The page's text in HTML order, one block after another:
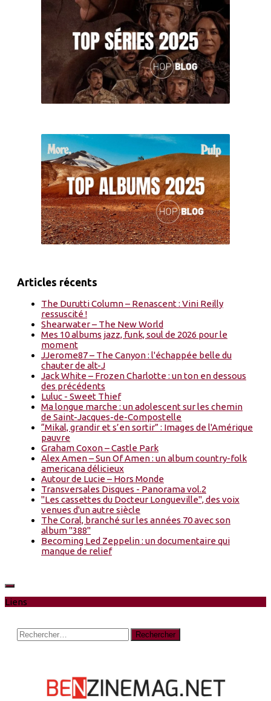
Articles récents
The Durutti Column – Renascent : Vini Reilly
ressuscité !
Shearwater – The New World
Mes 10 albums jazz, funk, soul de 2026 pour le
moment
JJerome87 – The Canyon : l'échappée belle du
chauter de alt-J
Jack White – Frozen Charlotte : un ton en dessous
des précédents
Luluc - Sweet Thief
Ma longue marche : un adolescent sur les chemin
de Saint-Jacques-de-Compostelle
“Mikal, grandir et s’en sortir” : Images de l'Amérique
pauvre
Graham Coxon – Castle Park
Alex Amen – Sun Of Amen : un album country-folk
americana délicieux
Autour de Lucie – Hors Monde
Transversales Disques - Panorama vol.2
"Les cassettes du Docteur Longueville", des voix
venues d'un autre siècle
The Coral, branché sur les années 70 avec son
album "388"
Becoming Led Zeppelin : un documentaire qui
manque de relief
Liens
Rechercher :